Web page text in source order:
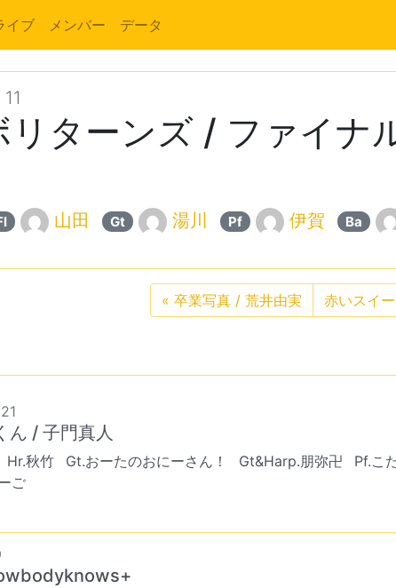
イブ メンバー データ
11
リターンズ / ファイナ
山田 Gt 湯川 Pf 伊賀 Ba
« 卒業写真 / 荒井由実 赤いスイ
ん / 子門真人
Hr.秋竹 Gt.おーたのおにーさん！ Gt&Harp.朋弥卍 Pf.こ
ご